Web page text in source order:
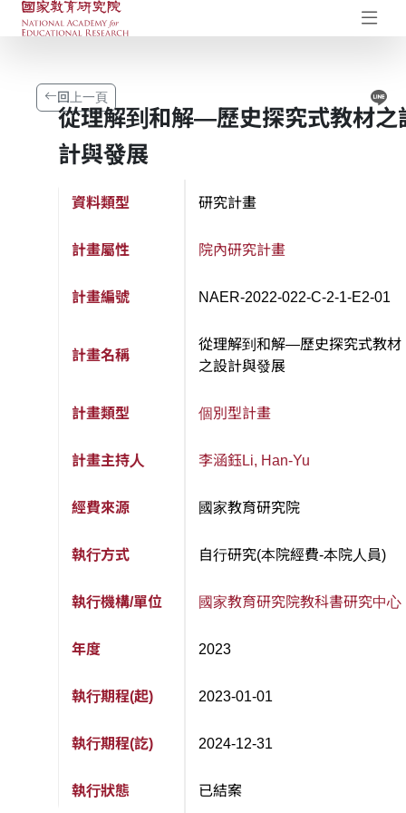
國家教育研究院-研究成果典藏庫
回上一頁
從理解到和解—歷史探究式教材之
計與發展
資料類型 研究計畫
計畫屬性 院內研究計畫
計畫編號 NAER-2022-022-C-2-1-E2-01
計畫名稱
從理解到和解—歷史探究式教材
之設計與發展
計畫類型 個別型計畫
計畫主持人 李涵鈺 Li, Han-Yu
經費來源 國家教育研究院
執行方式 自行研究(本院經費-本院人員)
執行機構/單位 國家教育研究院教科書研究中心
年度 2023
執行期程(起) 2023-01-01
執行期程(訖) 2024-12-31
執行狀態 已結案